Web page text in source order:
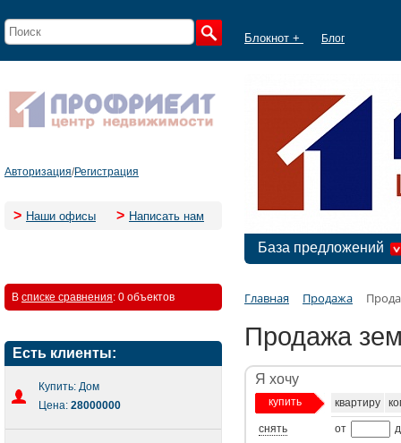
Блокнот + Блог
Авторизация/Регистрация
> Наши офисы > Написать нам
База предложений
В списке сравнения: 0 объектов
Есть клиенты:
Купить: Дом
Цена: 28000000
Главная Продажа
Продажа
Я хочу
купить
снять
квартиру
от